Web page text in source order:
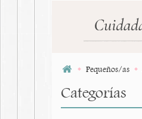
Pequeños/as
Categorías